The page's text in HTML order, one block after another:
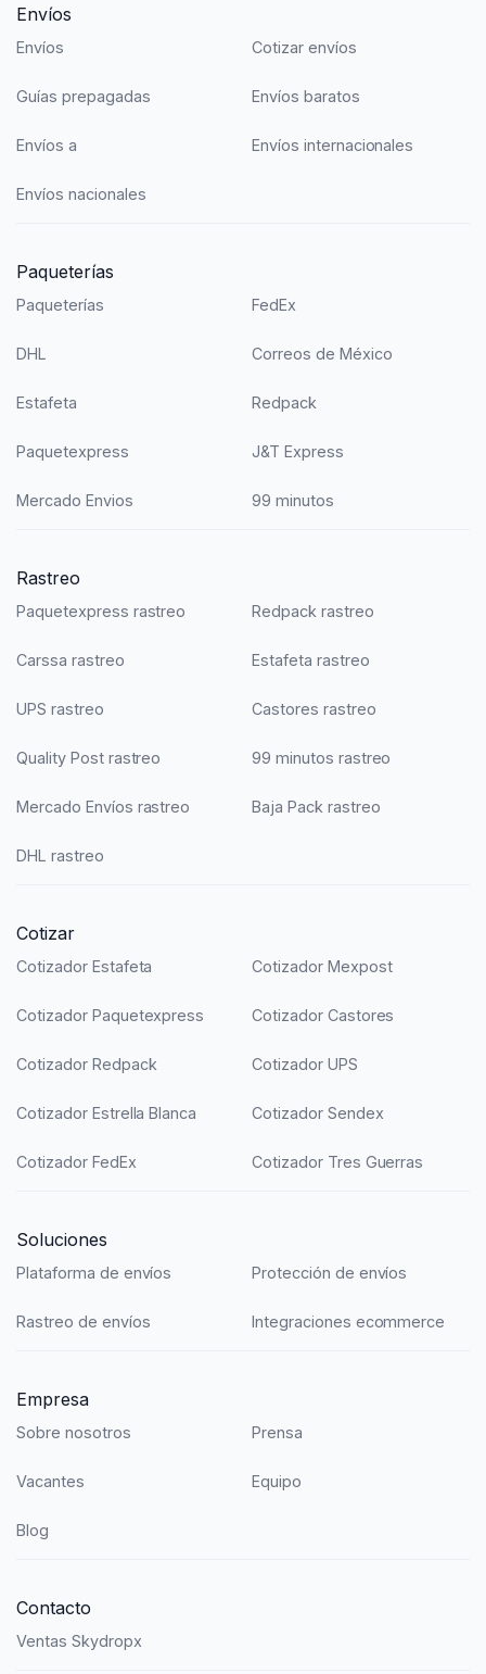
Envíos
Envíos Cotizar envíos
Guías prepagadas Envíos baratos
Envíos a Envíos internacionales
Envíos nacionales
Paqueterías
Paqueterías FedEx
DHL Correos de México
Estafeta Redpack
Paquetexpress J&T Express
Mercado Envios 99 minutos
Rastreo
Paquetexpress rastreo Redpack rastreo
Carssa rastreo Estafeta rastreo
UPS rastreo Castores rastreo
Quality Post rastreo 99 minutos rastreo
Mercado Envíos rastreo Baja Pack rastreo
DHL rastreo
Cotizar
Cotizador Estafeta Cotizador Mexpost
Cotizador Paquetexpress Cotizador Castores
Cotizador Redpack Cotizador UPS
Cotizador Estrella Blanca Cotizador Sendex
Cotizador FedEx Cotizador Tres Guerras
Soluciones
Plataforma de envíos Protección de envíos
Rastreo de envíos Integraciones ecommerce
Empresa
Sobre nosotros Prensa
Vacantes Equipo
Blog
Contacto
Ventas Skydropx